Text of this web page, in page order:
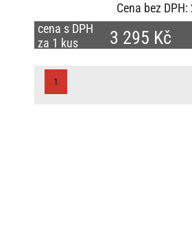
Cena bez DPH:
cena s DPH
za 1 kus
3 295 Kč
1